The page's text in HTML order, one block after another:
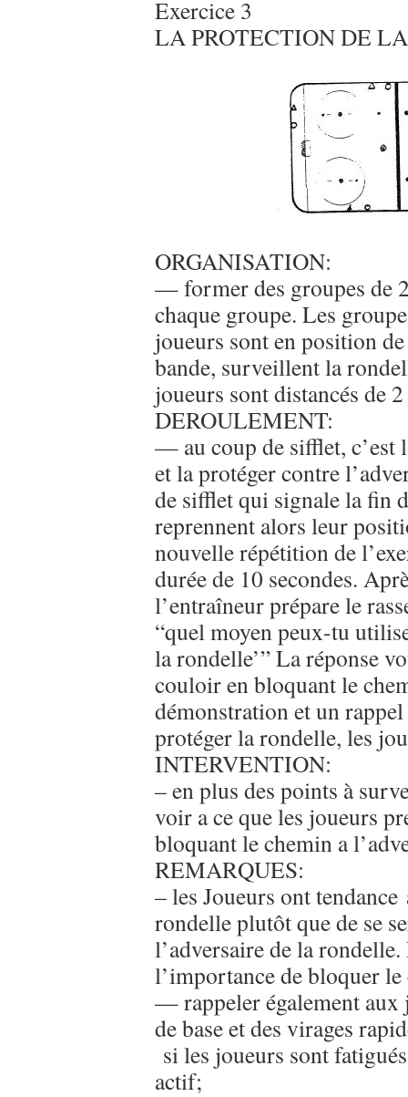
Exercice 3
LA PROTECTION DE
ORGANISATION:
— former des groupes de
chaque groupe. Les
joueurs sont en position
bande, surveillent la
joueurs sont distancés de
DEROULEMENT:
— au coup de sifflet, c’est
et la protéger contre
de sifflet qui signale la fin
reprennent alors leur
nouvelle répétition de
durée de 10 secondes.
l’entraîneur prépare le
“quel moyen peux-tu
la rondelle’” La réponse
couloir en bloquant le
démonstration et un
protéger la rondelle, les
INTERVENTION:
– en plus des points à
voir a ce que les joueurs
bloquant le chemin a
REMARQUES:
– les Joueurs ont
rondelle plutôt que de se
l’adversaire de la
l’importance de bloquer
— rappeler également aux
de base et des virages
si les joueurs sont
actif;